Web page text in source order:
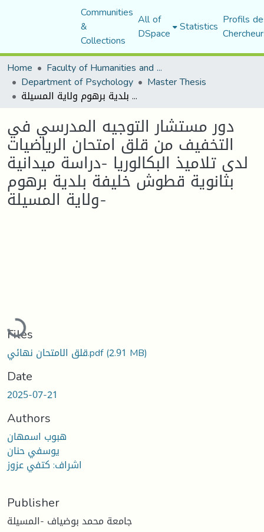
Communities
&
Collections
All of
DSpace Statistics Profils
Home
Faculty of Humanities and Social Sciences
Department of Psychology Master Thesis
دور مستشار التوجيه المدرسي في التخفيف من قلق امتحان الرياضيات لدى تلاميذ البكالوريا -دراسة ميدانية بثانوية قطوش خليفة بلدية برهوم ولاية المسيلة-
دور مستشار التوجيه المدرسي في
التخفيف من قلق امتحان الرياضيات
لدى تلاميذ البكالوريا -دراسة ميدانية
بثانوية قطوش خليفة بلدية برهوم
ولاية المسيلة-
Loading...
Files
قلق الامتحان نهائي.pdf(2.91 MB)
Date
2025-07-21
Authors
هبوب اسمهان
يوسفي حنان
اشراف: كتفي عزوز
Publisher
جامعة محمد بوضياف -المسيلة